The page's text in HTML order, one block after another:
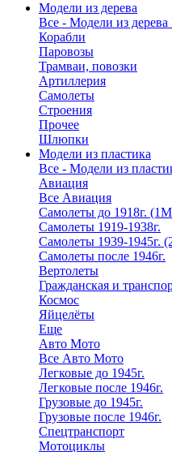
Модели из дерева
Все - Модели из дерева
Корабли
Паровозы
Трамваи, повозки
Артиллерия
Самолеты
Строения
Прочее
Шлюпки
Модели из пластика
Все - Модели из
Авиация
Все Авиация
Самолеты до 1918г.
Самолеты 1919-1938г.
Самолеты 1939-1945г.
Самолеты после 1946г.
Вертолеты
Гражданская и
Космос
Яйцелёты
Еще
Авто Мото
Все Авто Мото
Легковые до 1945г.
Легковые после 1946г.
Грузовые до 1945г.
Грузовые после 1946г.
Спецтранспорт
Мотоциклы